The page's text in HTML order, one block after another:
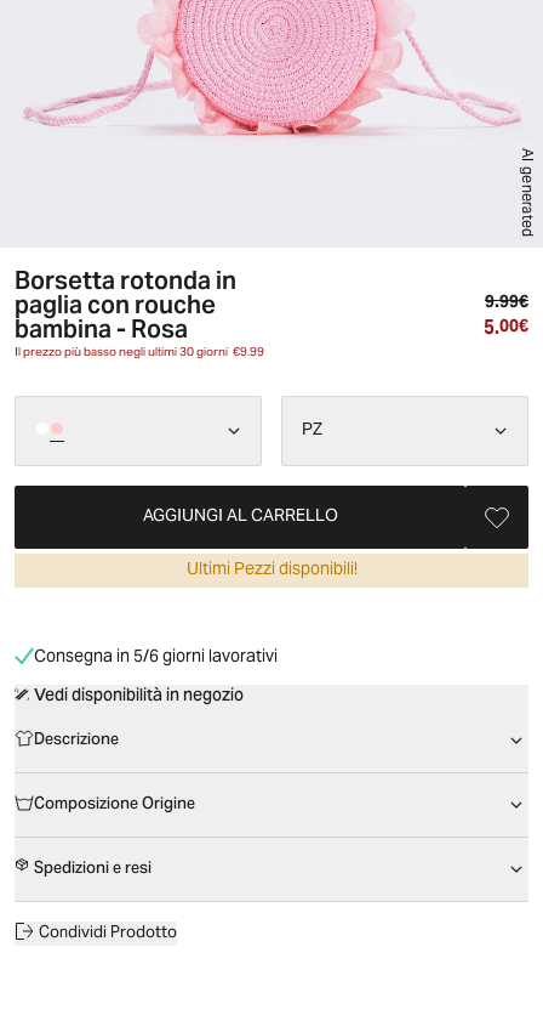
AI generated
Borsetta rotonda in
paglia con rouche
bambina - Rosa
Il prezzo più basso negli ultimi 30 giorni€9.99
9.99€
5.00€
PZ
AGGIUNGI AL CARRELLO
Ultimi Pezzi disponibili!
Consegna in 5/6 giorni lavorativi
Vedi disponibilità in negozio
Descrizione
Composizione Origine
Spedizioni e resi
Condividi Prodotto